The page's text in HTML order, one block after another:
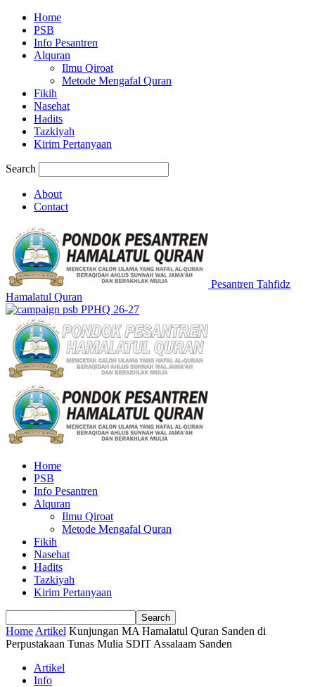
Home
PSB
Info Pesantren
Alquran
Ilmu Qiroat
Metode Mengafal Quran
Fikih
Nasehat
Hadits
Tazkiyah
Kirim Pertanyaan
Search
About
Contact
Pesantren Tahfidz
Hamalatul Quran
Home
PSB
Info Pesantren
Alquran
Ilmu Qiroat
Metode Mengafal Quran
Fikih
Nasehat
Hadits
Tazkiyah
Kirim Pertanyaan
Home Artikel Kunjungan MA Hamalatul Quran Sanden di
Perpustakaan Tunas Mulia SDIT Assalaam Sanden
Artikel
Info